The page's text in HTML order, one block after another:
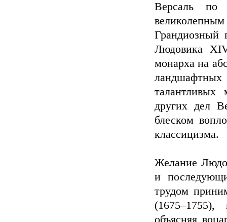
Версаль по
Грандиозный
Людовика
монарха на
других дел
блеском
классицизма.
Желание
и
трудом
объясняя